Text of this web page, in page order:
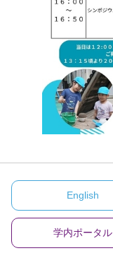
English
学内ポータル